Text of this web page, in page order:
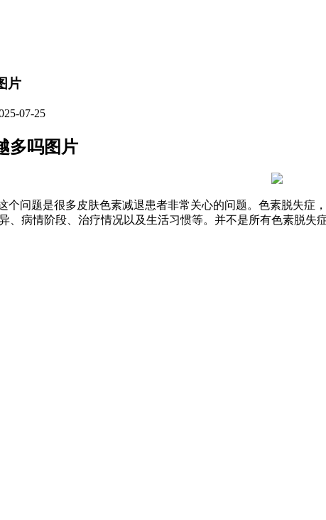
片
07-25
多吗图片
个问题是很多皮肤色素减退患者非常关心的问题。色素脱失
、病情阶段、治疗情况以及生活习惯等。并不是所有色素脱